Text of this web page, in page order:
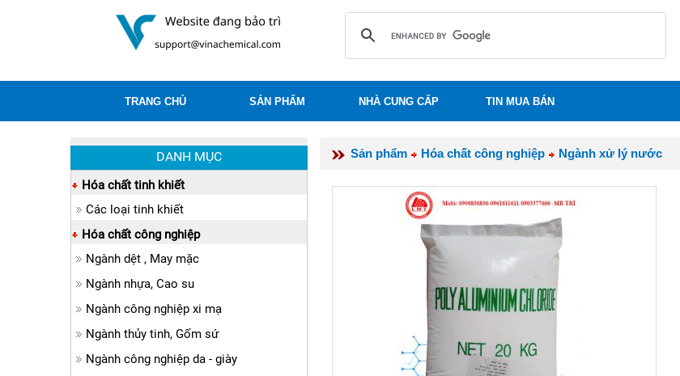
TRANG CHỦ SẢN PHẨM NHÀ CUNG CẤP TIN MUA BÁN
Sản phẩm Hóa chất công nghiệp Ngành xử lý nước
DANH MỤC
Hóa chất tinh khiết
Các loại tinh khiết
Hóa chất công nghiệp
Ngành dệt , May mặc
Ngành nhựa, Cao su
Ngành công nghiệp xi mạ
Ngành thủy tinh, Gốm sứ
Ngành công nghiệp da - giày